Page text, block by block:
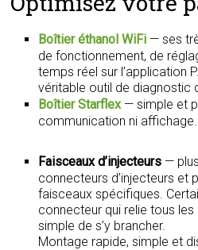
Boîtier éthanol WiFi — ses
de fonctionnement, de
temps réel sur l’application
véritable outil de diagnostic
Boîtier Starflex— simple et
communication ni affichage.
Faisceaux d’injecteurs —
connecteurs d’injecteurs et
faisceaux spécifiques.
connecteur qui relie tous
simple de s’y brancher.
Montage rapide, simple et